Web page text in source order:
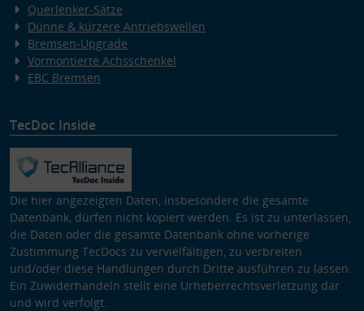
Querlenker-Sätze
Dünne & kürzere Antriebswellen
Bremsen-Upgrade
Vormontierte Achsschenkel
EBC Bremsen
TecDoc Inside
Die hier angezeigten Daten, insbesondere die gesamte
Datenbank, dürfen nicht kopiert werden. Es ist zu unterlassen,
die Daten oder die gesamte Datenbank ohne vorherige
Zustimmung TecDocs zu vervielfältigen, zu verbreiten
und/oder diese Handlungen durch Dritte ausführen zu lassen.
Ein Zuwiderhandeln stellt eine Urheberrechtsverletzung dar
und wird verfolgt.